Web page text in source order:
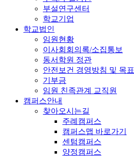
부설연구센터
학교기업
학교법인
임원현황
이사회회의록/소집통보
동서학원 정관
안전보건 경영방침 및 목표
기부금
임원 친족관계 교직원
캠퍼스안내
찾아오시는길
주례캠퍼스
캠퍼스맵 바로가기
센텀캠퍼스
양정캠퍼스